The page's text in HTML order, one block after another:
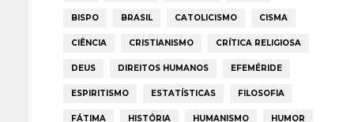
BISPO BRASIL CATOLICISMO CISMA
CIÊNCIA CRISTIANISMO CRÍTICA RELIGIOSA
DEUS DIREITOS HUMANOS EFEMÉRIDE
ESPIRITISMO ESTATÍSTICAS FILOSOFIA
FÁTIMA HISTÓRIA HUMANISMO HUMOR